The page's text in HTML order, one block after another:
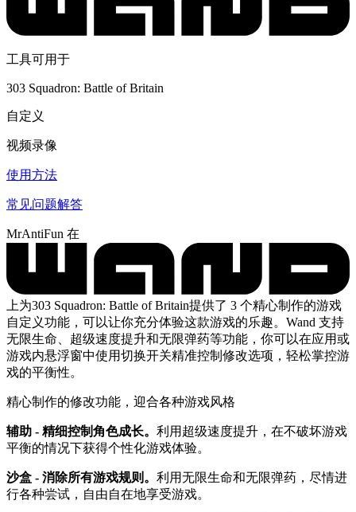
工具可用于
303 Squadron: Battle of Britain
自定义
视频录像
使用方法
常见问题解答
MrAntiFun 在
上为303 Squadron: Battle of Britain提供了 3 个精心制作的游戏
自定义功能，可以让你充分体验这款游戏的乐趣。Wand 支持
无限生命、超级速度提升和无限弹药等功能，你可以在应用或
游戏内悬浮窗中使用切换开关精准控制修改选项，轻松掌控游
戏的平衡性。
精心制作的修改功能，迎合各种游戏风格
辅助 - 精细控制角色成长。 利用超级速度提升，在不破坏游戏
平衡的情况下获得个性化游戏体验。
沙盒 - 消除所有游戏规则。 利用无限生命和无限弹药，尽情进
行各种尝试，自由自在地享受游戏。